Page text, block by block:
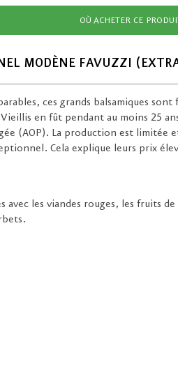
OÙ ACHETER CE
MODÈNE FAVUZZI
ces grands balsamiques
en fût pendant au moins 25
(AOP). La production est limitée
Cela explique leurs prix
avec les viandes rouges, les fruits